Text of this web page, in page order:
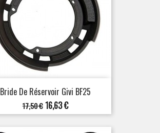
Bride De Réservoir Givi BF25
Prix
de
base
17,50 € Prix
16,63 €